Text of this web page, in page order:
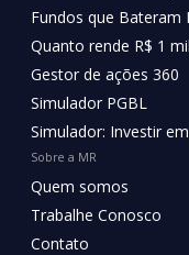
Fundos que Bateram
Quanto rende R$ 1
Gestor de ações 360
Simulador PGBL
Simulador: Investir
Sobre a MR
Quem somos
Trabalhe Conosco
Contato